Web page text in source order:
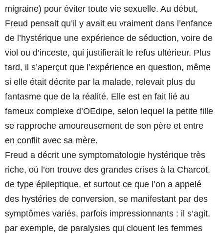
migraine) pour éviter toute vie sexuelle. Au début,
Freud pensait qu’il y avait eu vraiment dans l’enfance
de l’hystérique une expérience de séduction, voire de
viol ou d’inceste, qui justifierait le refus ultérieur. Plus
tard, il s’aperçut que l’expérience en question, même
si elle était décrite par la malade, relevait plus du
fantasme que de la réalité. Elle est en fait lié au
fameux complexe d’OEdipe, selon lequel la petite fille
se rapproche amoureusement de son père et entre
en conflit avec sa mère.
Freud a décrit une symptomatologie hystérique très
riche, où l’on trouve des grandes crises à la Charcot,
de type épileptique, et surtout ce que l’on a appelé
des hystéries de conversion, se manifestant par des
symptômes variés, parfois impressionnants : il s’agit,
par exemple, de paralysies qui clouent les femmes